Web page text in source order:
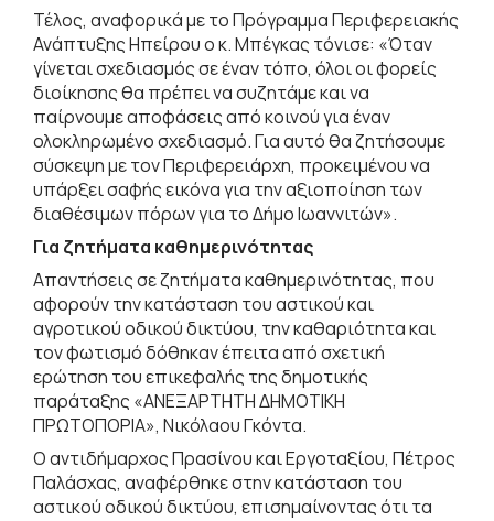
Τέλος, αναφορικά με το Πρόγραμμα Περιφερειακής
Ανάπτυξης Ηπείρου ο κ. Μπέγκας τόνισε: «Όταν
γίνεται σχεδιασμός σε έναν τόπο, όλοι οι φορείς
διοίκησης θα πρέπει να συζητάμε και να
παίρνουμε αποφάσεις από κοινού για έναν
ολοκληρωμένο σχεδιασμό. Για αυτό θα ζητήσουμε
σύσκεψη με τον Περιφερειάρχη, προκειμένου να
υπάρξει σαφής εικόνα για την αξιοποίηση των
διαθέσιμων πόρων για το Δήμο Ιωαννιτών».
Για ζητήματα καθημερινότητας
Απαντήσεις σε ζητήματα καθημερινότητας, που
αφορούν την κατάσταση του αστικού και
αγροτικού οδικού δικτύου, την καθαριότητα και
τον φωτισμό δόθηκαν έπειτα από σχετική
ερώτηση του επικεφαλής της δημοτικής
παράταξης «ΑΝΕΞΑΡΤΗΤΗ ΔΗΜΟΤΙΚΗ
ΠΡΩΤΟΠΟΡΙΑ», Νικόλαου Γκόντα.
Ο αντιδήμαρχος Πρασίνου και Εργοταξίου, Πέτρος
Παλάσχας, αναφέρθηκε στην κατάσταση του
αστικού οδικού δικτύου, επισημαίνοντας ότι τα